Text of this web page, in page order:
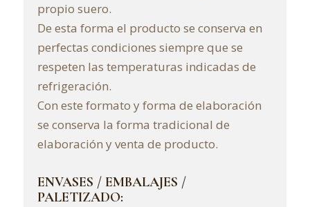
propio suero.
De esta forma el producto se conserva en
perfectas condiciones siempre que se
respeten las temperaturas indicadas de
refrigeración.
Con este formato y forma de elaboración
se conserva la forma tradicional de
elaboración y venta de producto.
ENVASES / EMBALAJES /
PALETIZADO: